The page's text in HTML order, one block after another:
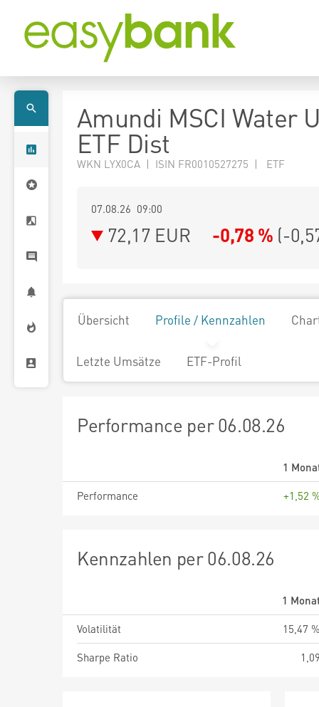
Amundi MSCI Water
ETF Dist
WKN LYX0CA | ISIN FR0010527275 | ETF
07.08.26 09:00
72,17 EUR -0,78 % (-
Übersicht Profile / Kennzahlen
Letzte Umsätze ETF-Profil
Performance per 06.08.26
1
Performance
+1,52
Kennzahlen per 06.08.26
1
Volatilität
15,47
Sharpe Ratio